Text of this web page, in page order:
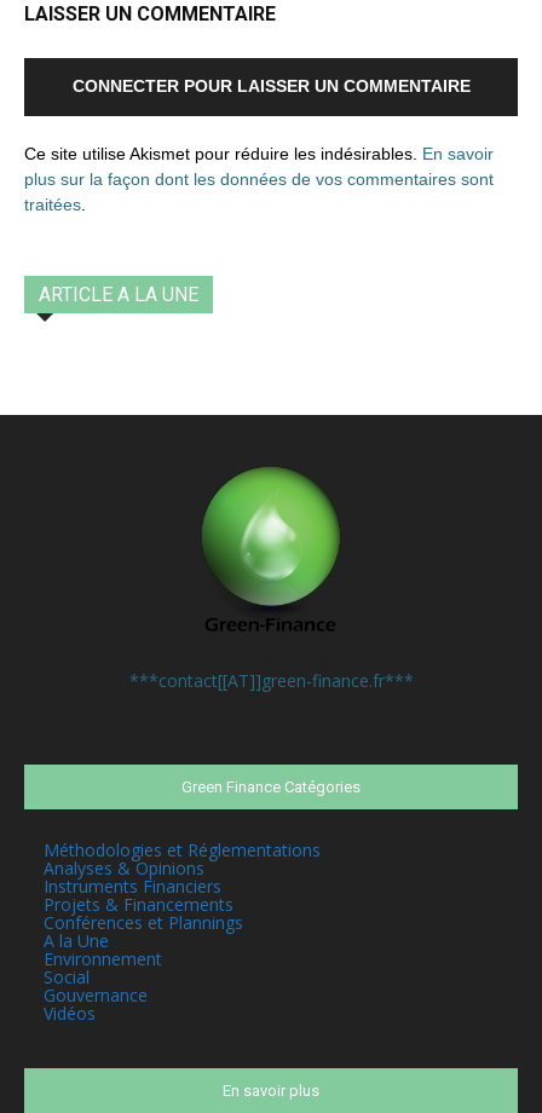
LAISSER UN COMMENTAIRE
CONNECTER POUR LAISSER UN COMMENTAIRE
Ce site utilise Akismet pour réduire les indésirables. En savoir
plus sur la façon dont les données de vos commentaires sont
traitées.
ARTICLE A LA UNE
***contact[[AT]]green-finance.fr***
Green Finance Catégories
Méthodologies et Réglementations
Analyses & Opinions
Instruments Financiers
Projets & Financements
Conférences et Plannings
A la Une
Environnement
Social
Gouvernance
Vidéos
En savoir plus